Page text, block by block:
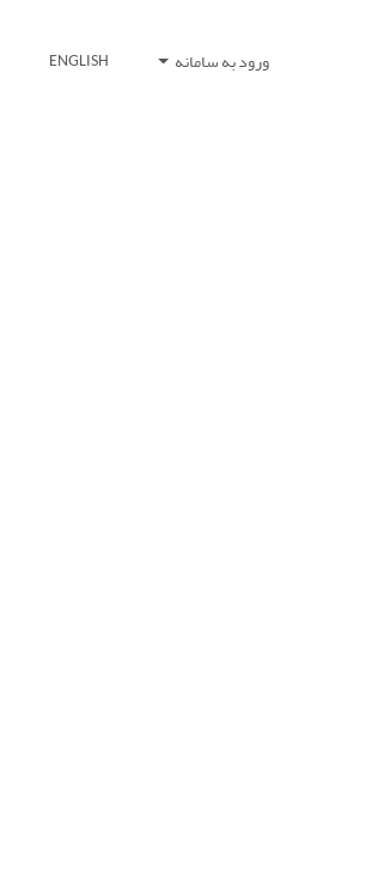
ورود به سامانه ENGLISH